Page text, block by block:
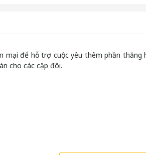
mại để hỗ trợ cuộc yêu thêm phần
cho các cặp đôi.